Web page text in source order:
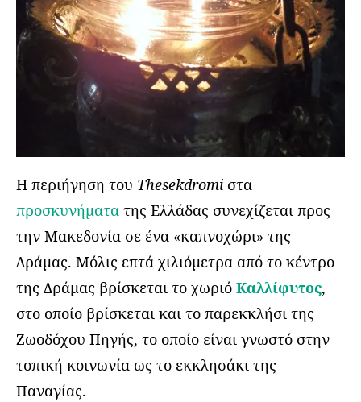
Η περιήγηση του Thesekdromi στα
προσκυνήματα της Ελλάδας συνεχίζεται προς
την Μακεδονία σε ένα «καπνοχώρι» της
Δράμας. Μόλις επτά χιλιόμετρα από το κέντρο
της Δράμας βρίσκεται το χωριό Καλλίφυτος,
στο οποίο βρίσκεται και το παρεκκλήσι της
Ζωοδόχου Πηγής, το οποίο είναι γνωστό στην
τοπική κοινωνία ως το εκκλησάκι της
Παναγίας.